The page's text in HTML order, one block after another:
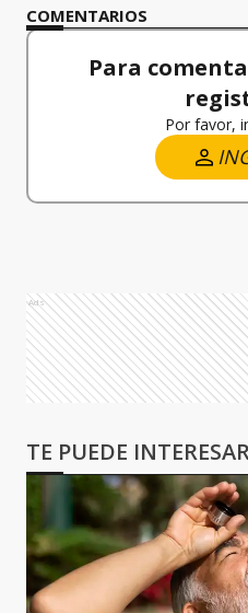
COMENTARIOS
Para
Por favor,
Ads
TE PUEDE